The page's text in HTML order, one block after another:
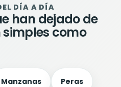
DÍA A DÍA
han dejado de
como
Manzanas Peras